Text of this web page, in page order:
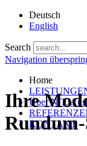
Deutsch
English
Search
Navigation
Home
Über N.T.
KONTAKT
Ihre